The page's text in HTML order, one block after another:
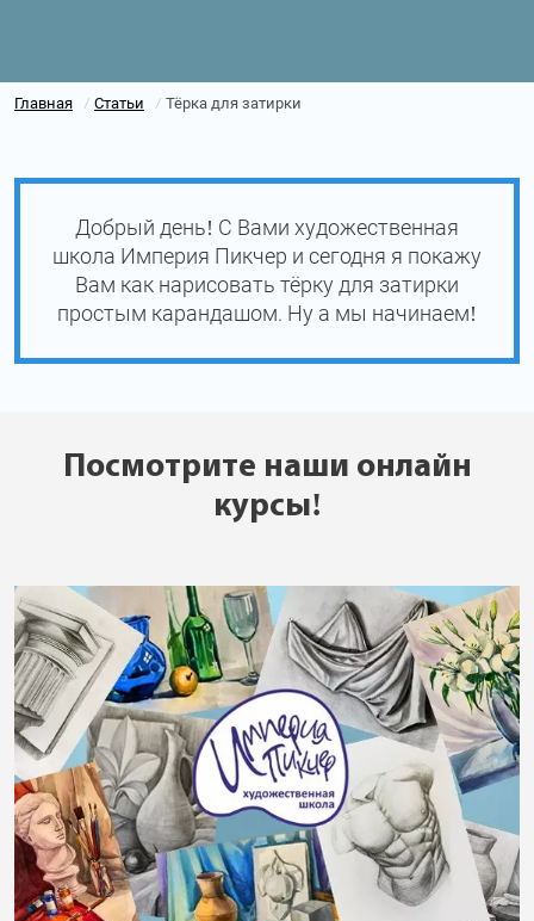
Главная / Статьи / Тёрка для затирки
Добрый день! С Вами художественная
школа Империя Пикчер и сегодня я покажу
Вам как нарисовать тёрку для затирки
простым карандашом. Ну а мы начинаем!
Посмотрите наши онлайн
курсы!